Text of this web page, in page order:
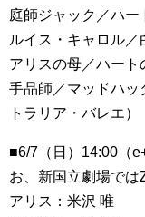
庭師ジャック／ハー
ルイス・キャロル
アリスの母／ハート
手品師／マッドハ
トラリア・バレエ）
■6/7（日）14:00（
お、新国立劇場では
アリス：米沢 唯